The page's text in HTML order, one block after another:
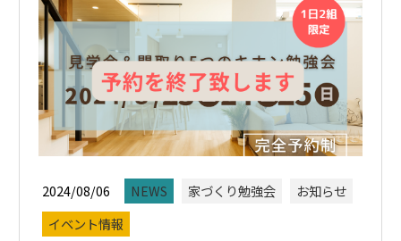
2024/08/06 NEWS 家づくり勉強会
お知らせ
イベント情報